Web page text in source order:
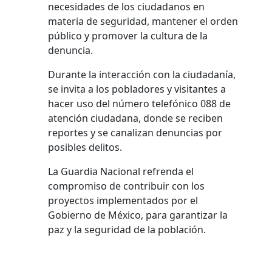
necesidades de los ciudadanos en
materia de seguridad, mantener el orden
público y promover la cultura de la
denuncia.
Durante la interacción con la ciudadanía,
se invita a los pobladores y visitantes a
hacer uso del número telefónico 088 de
atención ciudadana, donde se reciben
reportes y se canalizan denuncias por
posibles delitos.
La Guardia Nacional refrenda el
compromiso de contribuir con los
proyectos implementados por el
Gobierno de México, para garantizar la
paz y la seguridad de la población.